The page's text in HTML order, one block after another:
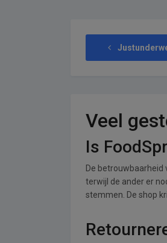
Veel
Is
De betrouwbaarheid
terwijl de ander er
stemmen. De shop